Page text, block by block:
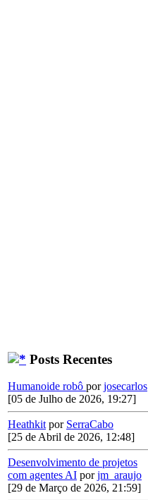
Posts Recentes
Humanoide robô porjosecarlos
[05 de Julho de 2026, 19:27]
Heathkit por SerraCabo
[25 de Abril de 2026, 12:48]
Desenvolvimento de projetos
com agentes AI porjm_araujo
[29 de Março de 2026, 21:59]